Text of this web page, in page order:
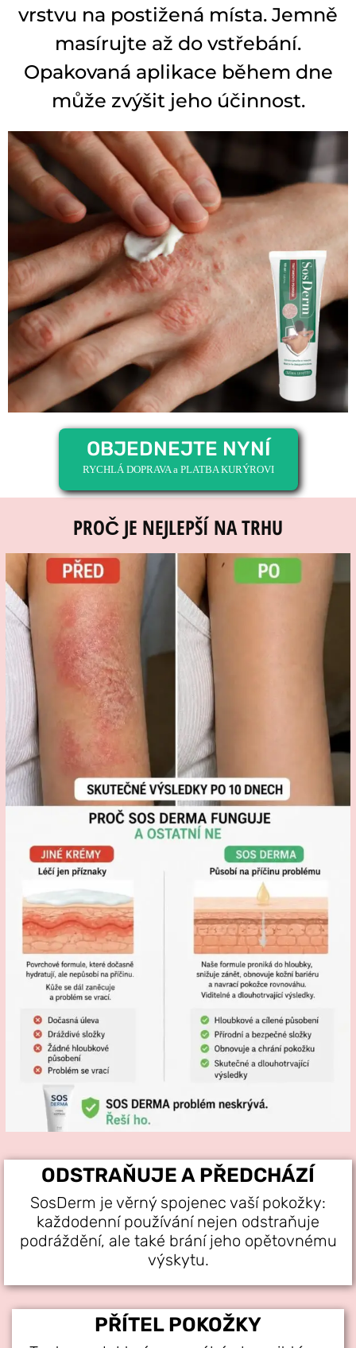
vrstvu na postižená místa. Jemně
masírujte až do vstřebání.
Opakovaná aplikace během dne
může zvýšit jeho účinnost.
OBJEDNEJTE NYNÍ
RYCHLÁ DOPRAVA a PLATBA KURÝROVI
PROČ JE NEJLEPŠÍ NA TRHU
ODSTRAŇUJE A PŘEDCHÁZÍ
SosDerm je věrný spojenec vaší pokožky:
každodenní používání nejen odstraňuje
podráždění, ale také brání jeho opětovnému
výskytu.
PŘÍTEL POKOŽKY